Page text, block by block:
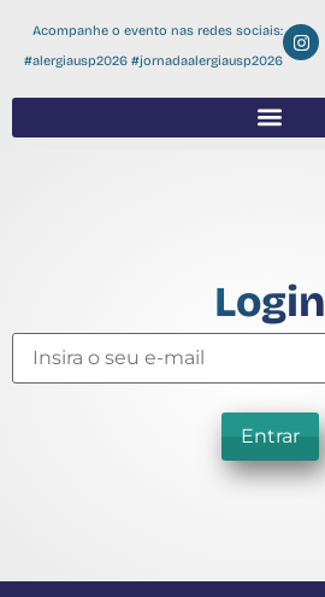
Acompanhe o evento nas redes sociais:
#alergiausp2026 #jornadaalergiausp2026
Login
Entrar